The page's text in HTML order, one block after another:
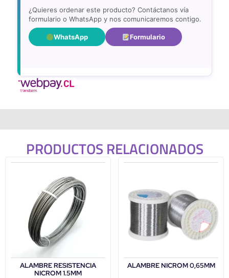
¿Quieres ordenar este producto? Contáctanos vía
formulario o WhatsApp y nos comunicaremos contigo.
WhatsApp Formulario
PRODUCTOS RELACIONADOS
ALAMBRE RESISTENCIA
NICROM 1.5MM
ALAMBRE NICROM 0,65MM